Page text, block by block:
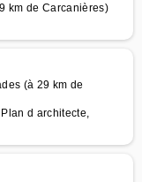
km de Carcanières)
(à 29 km de
d architecte,